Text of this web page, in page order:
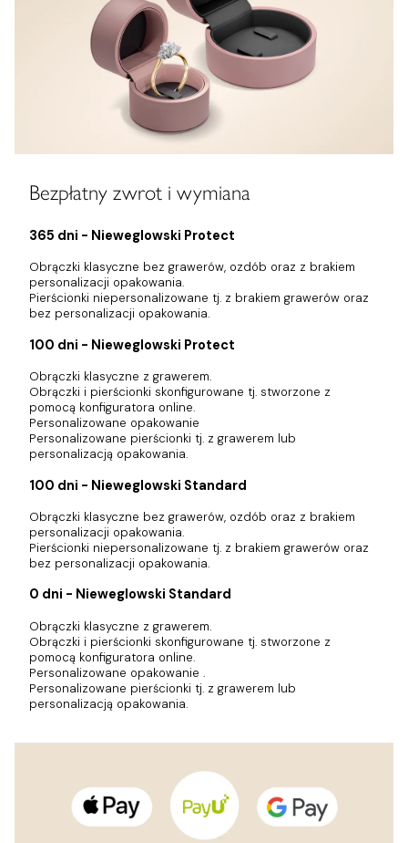
Bezpłatny zwrot i wymiana
365 dni - Nieweglowski Protect
Obrączki klasyczne bez grawerów, ozdób oraz z brakiem
personalizacji opakowania.
Pierścionki niepersonalizowane tj. z brakiem grawerów oraz
bez personalizacji opakowania.
100 dni - Nieweglowski Protect
Obrączki klasyczne z grawerem.
Obrączki i pierścionki skonfigurowane tj. stworzone z
pomocą konfiguratora online.
Personalizowane opakowanie
Personalizowane pierścionki tj. z grawerem lub
personalizacją opakowania.
100 dni - Nieweglowski Standard
Obrączki klasyczne bez grawerów, ozdób oraz z brakiem
personalizacji opakowania.
Pierścionki niepersonalizowane tj. z brakiem grawerów oraz
bez personalizacji opakowania.
0 dni - Nieweglowski Standard
Obrączki klasyczne z grawerem.
Obrączki i pierścionki skonfigurowane tj. stworzone z
pomocą konfiguratora online.
Personalizowane opakowanie .
Personalizowane pierścionki tj. z grawerem lub
personalizacją opakowania.